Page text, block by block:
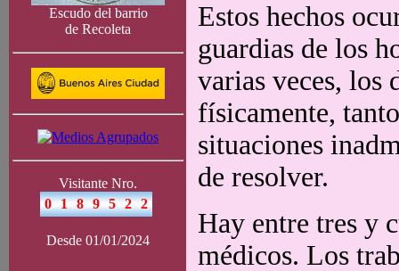
Escudo del barrio
de Recoleta
Visitante Nro.
Desde 01/01/2024
Estos hechos
guardias de los
varias veces, los
físicamente,
situaciones
de resolver.
Hay entre tres y
médicos. Los